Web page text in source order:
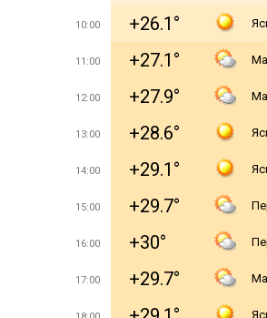
10:00 +26.1°
11:00 +27.1°
12:00 +27.9°
13:00 +28.6°
14:00 +29.1°
15:00 +29.7°
16:00 +30°
17:00 +29.7°